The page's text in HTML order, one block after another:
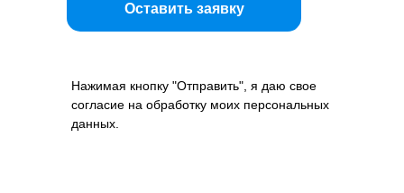
Оставить заявку
Нажимая кнопку "Отправить", я даю свое
согласие на обработку моих персональных
данных.